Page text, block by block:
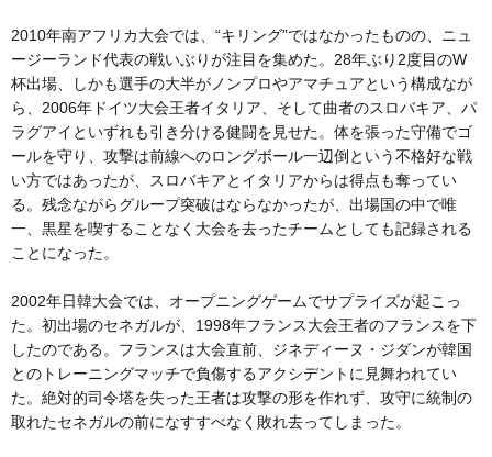
2010年南アフリカ大会では、“キリング”ではなかったものの、ニュ
ージーランド代表の戦いぶりが注目を集めた。28年ぶり2度目のW
杯出場、しかも選手の大半がノンプロやアマチュアという構成なが
ら、2006年ドイツ大会王者イタリア、そして曲者のスロバキア、パ
ラグアイといずれも引き分ける健闘を見せた。体を張った守備でゴ
ールを守り、攻撃は前線へのロングボール一辺倒という不格好な戦
い方ではあったが、スロバキアとイタリアからは得点も奪ってい
る。残念ながらグループ突破はならなかったが、出場国の中で唯
一、黒星を喫することなく大会を去ったチームとしても記録される
ことになった。
2002年日韓大会では、オープニングゲームでサプライズが起こっ
た。初出場のセネガルが、1998年フランス大会王者のフランスを下
したのである。フランスは大会直前、ジネディーヌ・ジダンが韓国
とのトレーニングマッチで負傷するアクシデントに見舞われてい
た。絶対的司令塔を失った王者は攻撃の形を作れず、攻守に統制の
取れたセネガルの前になすすべなく敗れ去ってしまった。